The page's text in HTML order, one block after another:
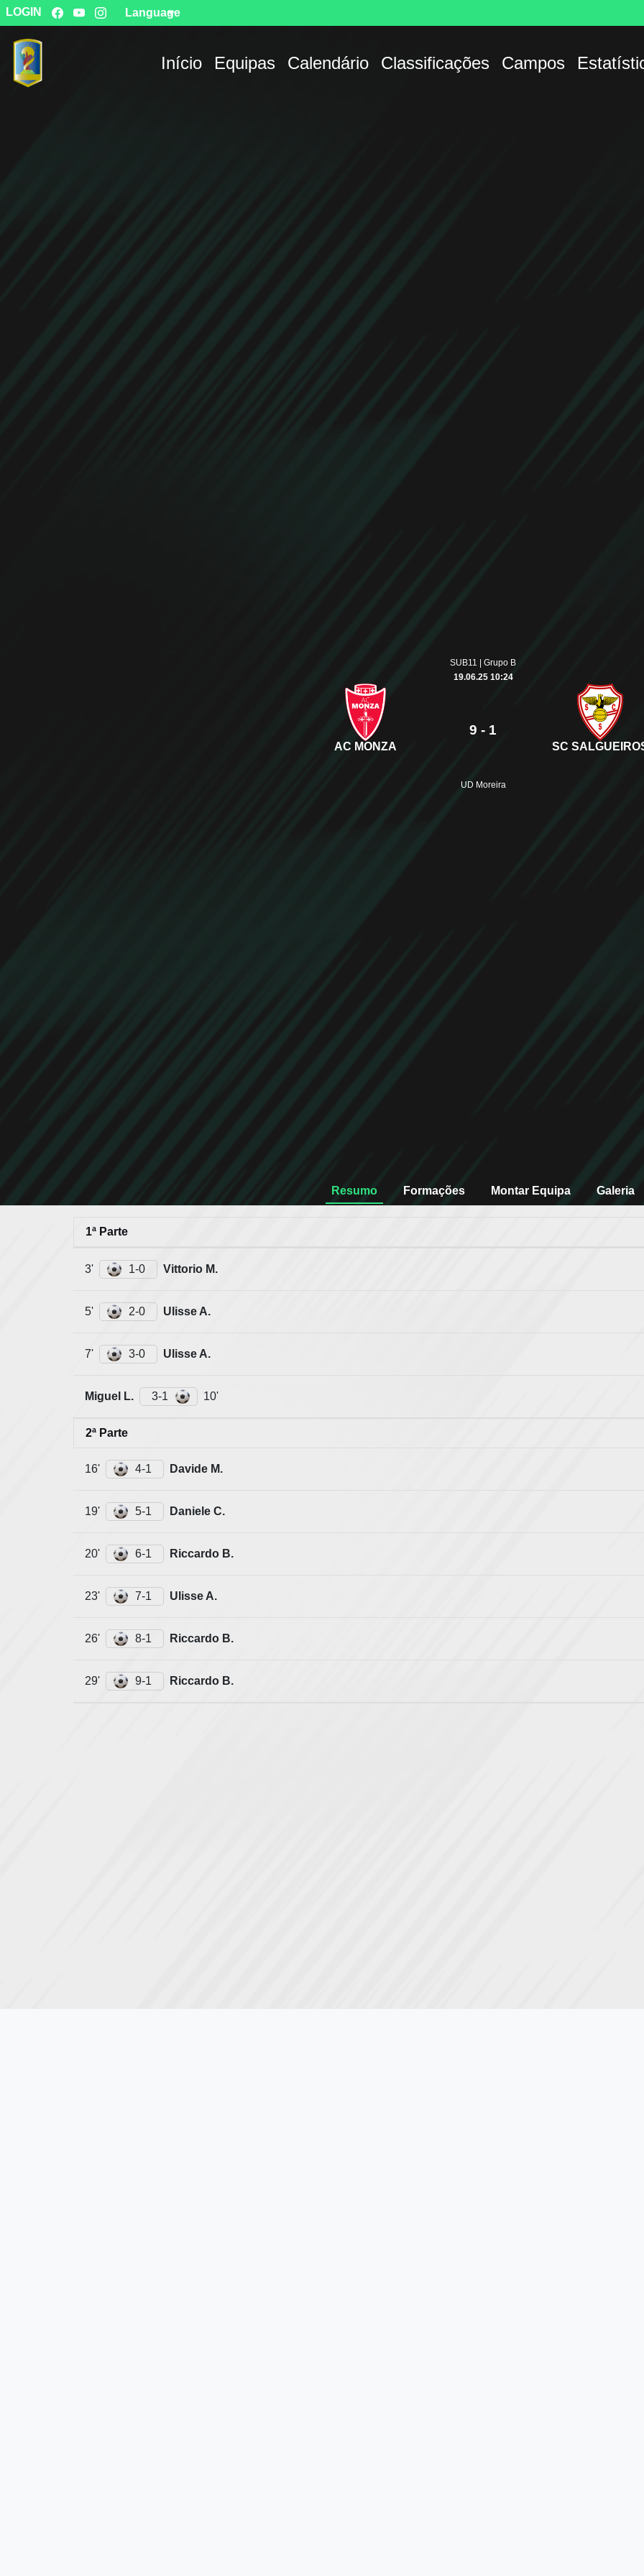
LOGIN Language
Início Equipas Calendário Classificações Campos
SUB11 | Grupo B
19.06.25 10:24
AC MONZA
9 - 1
SC
UD Moreira
Resumo Formações Montar Equipa Galeria
1ª Parte
3' 1-0 Vittorio M.
5' 2-0 Ulisse A.
7' 3-0 Ulisse A.
Miguel L. 3-1 10'
2ª Parte
16' 4-1 Davide M.
19' 5-1 Daniele C.
20' 6-1 Riccardo B.
23' 7-1 Ulisse A.
26' 8-1 Riccardo B.
29' 9-1 Riccardo B.